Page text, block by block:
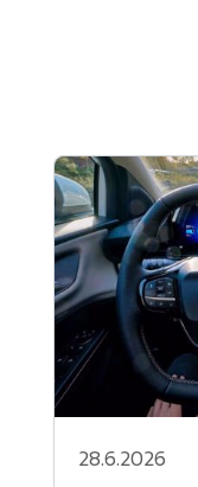
28.6.2026